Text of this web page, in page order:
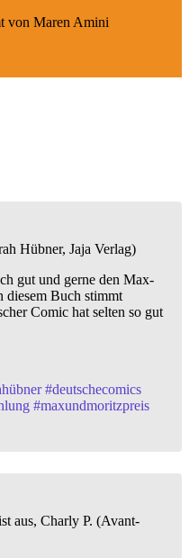
von Maren Amini
Hübner, Jaja Verlag)
gut und gerne den Max-
diesem Buch stimmt
Comic hat selten so gut
#deutschecomics
#maxundmoritzpreis
aus, Charly P. (Avant-